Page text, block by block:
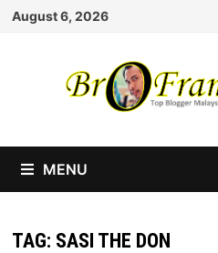
Skip
August 6, 2026
MENU
TAG: SASI THE DON